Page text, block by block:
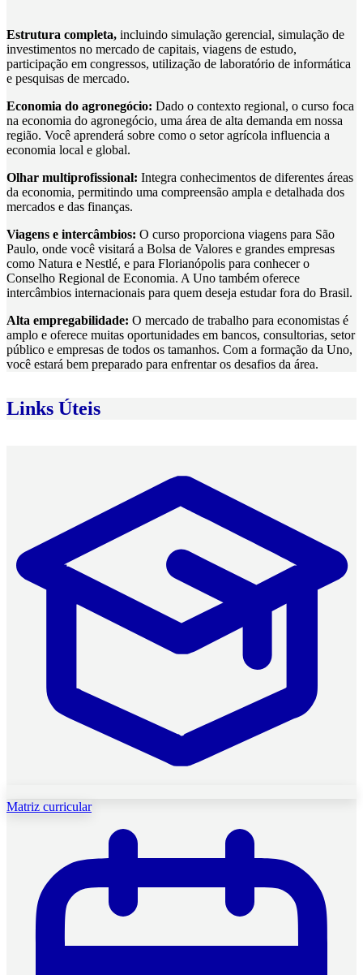
Estrutura completa, incluindo simulação gerencial, simulação de
investimentos no mercado de capitais, viagens de estudo,
participação em congressos, utilização de laboratório de informática
e pesquisas de mercado.
Economia do agronegócio: Dado o contexto regional, o curso foca
na economia do agronegócio, uma área de alta demanda em nossa
região. Você aprenderá sobre como o setor agrícola influencia a
economia local e global.
Olhar multiprofissional: Integra conhecimentos de diferentes áreas
da economia, permitindo uma compreensão ampla e detalhada dos
mercados e das finanças.
Viagens e intercâmbios: O curso proporciona viagens para São
Paulo, onde você visitará a Bolsa de Valores e grandes empresas
como Natura e Nestlé, e para Florianópolis para conhecer o
Conselho Regional de Economia. A Uno também oferece
intercâmbios internacionais para quem deseja estudar fora do Brasil.
Alta empregabilidade: O mercado de trabalho para economistas é
amplo e oferece muitas oportunidades em bancos, consultorias, setor
público e empresas de todos os tamanhos. Com a formação da Uno,
você estará bem preparado para enfrentar os desafios da área.
Links Úteis
Matriz curricular